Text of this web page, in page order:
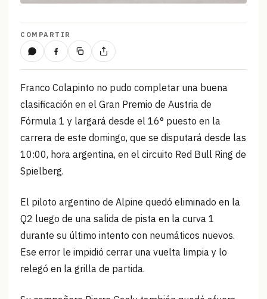
COMPARTIR
Franco Colapinto no pudo completar una buena
clasificación en el Gran Premio de Austria de
Fórmula 1 y largará desde el 16° puesto en la
carrera de este domingo, que se disputará desde las
10:00, hora argentina, en el circuito Red Bull Ring de
Spielberg.
El piloto argentino de Alpine quedó eliminado en la
Q2 luego de una salida de pista en la curva 1
durante su último intento con neumáticos nuevos.
Ese error le impidió cerrar una vuelta limpia y lo
relegó en la grilla de partida.